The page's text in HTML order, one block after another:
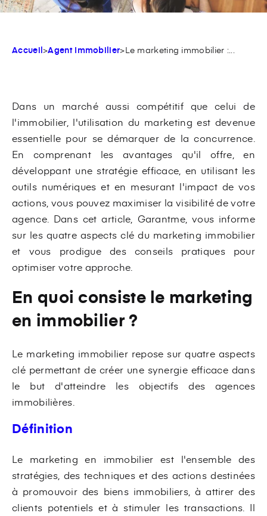
Accueil>Agent Immobilier>Le marketing immobilier :...
Dans un marché aussi compétitif que celui de
l'immobilier, l'utilisation du marketing est devenue
essentielle pour se démarquer de la concurrence.
En comprenant les avantages qu'il offre, en
développant une stratégie efficace, en utilisant les
outils numériques et en mesurant l'impact de vos
actions, vous pouvez maximiser la visibilité de votre
agence. Dans cet article, Garantme, vous informe
sur les quatre aspects clé du marketing immobilier
et vous prodigue des conseils pratiques pour
optimiser votre approche.
En quoi consiste le marketing
en immobilier ?
Le marketing immobilier repose sur quatre aspects
clé permettant de créer une synergie efficace dans
le but d'atteindre les objectifs des agences
immobilières.
Définition
Le marketing en immobilier est l'ensemble des
stratégies, des techniques et des actions destinées
à promouvoir des biens immobiliers, à attirer des
clients potentiels et à stimuler les transactions. Il